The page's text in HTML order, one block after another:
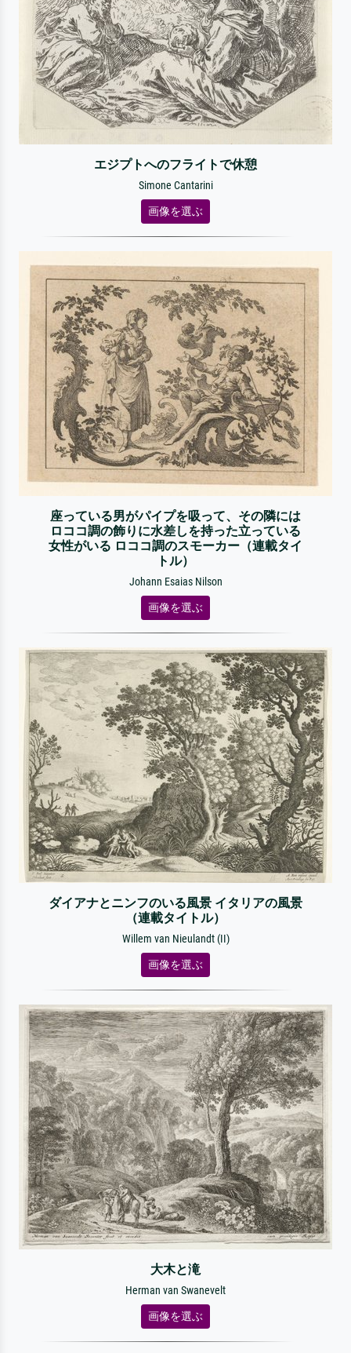
エジプトへのフライトで休憩
Simone Cantarini
画像を選ぶ
座っている男がパイプを吸って、その隣には
ロココ調の飾りに水差しを持った立っている
女性がいる ロココ調のスモーカー（連載タイ
トル）
Johann Esaias Nilson
画像を選ぶ
ダイアナとニンフのいる風景 イタリアの風景
（連載タイトル）
Willem van Nieulandt (II)
画像を選ぶ
大木と滝
Herman van Swanevelt
画像を選ぶ